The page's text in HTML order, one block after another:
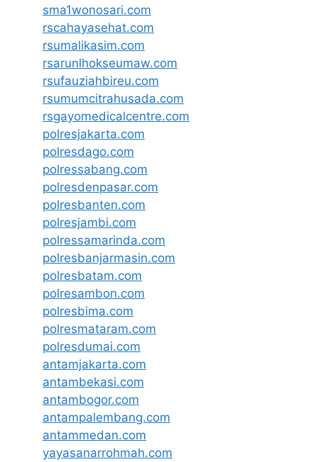
sma1wonosari.com
rscahayasehat.com
rsumalikasim.com
rsarunlhokseumaw.com
rsufauziahbireu.com
rsumumcitrahusada.com
rsgayomedicalcentre.com
polresjakarta.com
polresdago.com
polressabang.com
polresdenpasar.com
polresbanten.com
polresjambi.com
polressamarinda.com
polresbanjarmasin.com
polresbatam.com
polresambon.com
polresbima.com
polresmataram.com
polresdumai.com
antamjakarta.com
antambekasi.com
antambogor.com
antampalembang.com
antammedan.com
yayasanarrohmah.com